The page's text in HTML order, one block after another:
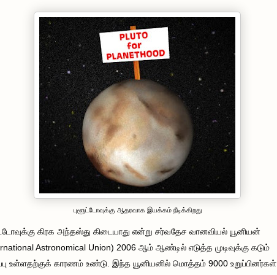
புளூட்டோவுக்கு ஆதரவாக இயக்கம் நீடிக்கிறது
கிரக அந்தஸ்து கிடையாது என்று சர்வதேச வானவியல் யூனியன்
Astronomical Union) 2006 ஆம் ஆண்டில் எடுத்த முடிவுக்கு கடும்
உள்ளதற்குக் காரணம் உண்டு. இந்த யூனியனில் மொத்தம் 9000 உறுப்பினர்கள்